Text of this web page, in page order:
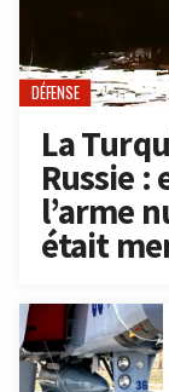
DÉFENSE
La
Russie
l’arme
était